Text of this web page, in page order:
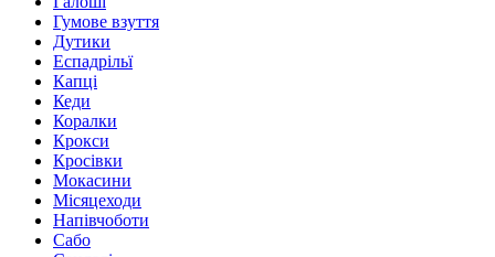
Гумове взуття
Дутики
Еспадрільї
Капці
Кеди
Коралки
Крокси
Кросівки
Мокасини
Місяцеходи
Напівчоботи
Сабо